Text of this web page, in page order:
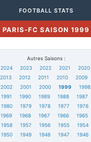
FOOTBALL STATS
PARIS-FC SAISON 1999
Autres Saisons :
2024 2023 2022 2021 2020
2013 2012 2011 2010 2009
2002 2001 2000 1999 1998
1991 1990 1989 1988 1987
1980 1979 1978 1977 1976
1969 1968 1967 1966 1965
1958 1957 1956 1955 1954
1950
1949 1948 1947 1946